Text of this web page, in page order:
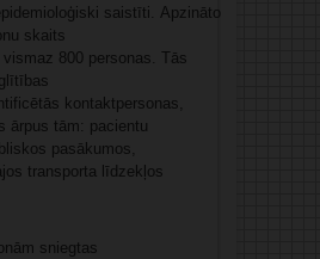
saistīti. Apzināto
skaits
800 personas. Tās
kontaktpersonas,
ārpus tām: pacientu
pasākumos,
transporta līdzekļos
sniegtas